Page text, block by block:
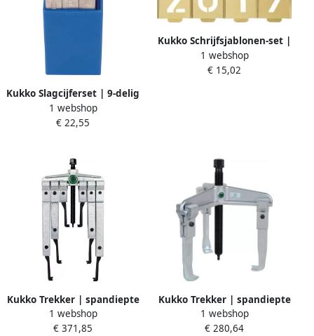
Kukko Slagcijferset | 9-delig
cijfers 0-9 | letterhoogte 2
mm in kunststofbox | 1
1 webshop
€ 22,55
Kukko Schrijfsjablonen-set |
cijfers 0-9 | letterhoogte 40
mm | speciaal plaatstaal | 1
1 webshop
€ 15,02
Kukko Trekker | spandiepte
100 200 250 mm |
spanwijdte 120 mm | 2 5 T |
1 webshop
€ 371,85
Kukko Trekker | spandiepte
150 mm | spanwijdte 160
mm | 7 T | 1 stuk 30-2
1 webshop
€ 280,64